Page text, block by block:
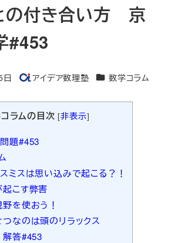
の付き合い方 京
#453
著
アイデア数理塾 カテゴリー
数学コラム
ラムの目次 [非表示]
題#453
ミスは思い込みで起こる？！
こす弊害
を使おう！
なのは頭のリラックス
答#453